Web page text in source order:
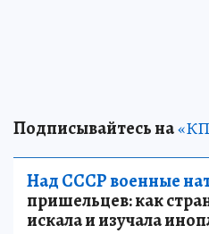
Подписывайтесь на
Над СССР военные
пришельцев: как
искала и изучала